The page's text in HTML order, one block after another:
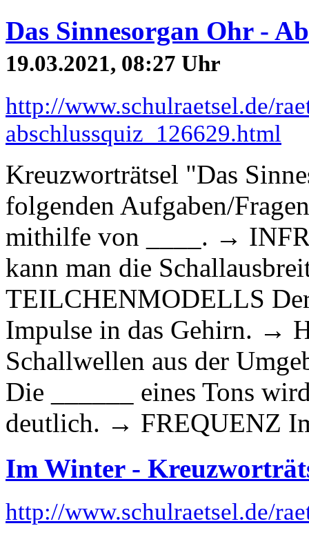
Das Sinnesorgan Ohr -
19.03.2021, 08:27 Uhr
http://www.schulraetsel.de/
abschlussquiz_126629.html
Kreuzworträtsel "Das
folgenden Aufgaben/
mithilfe von ____. →
kann man die
TEILCHENMODELLS
Impulse in das Gehirn. →
Schallwellen aus der
Die ______ eines Tons
deutlich. → FREQUENZ
Im Winter -
http://www.schulraetsel.de/